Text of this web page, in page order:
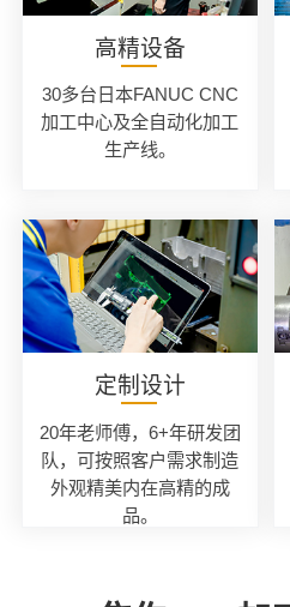
高精设备
30多台日本FANUC CNC
加工中心及全自动化加工
生产线。
定制设计
20年老师傅，6+年研发团
队，可按照客户需求制造
外观精美内在高精的成
品。